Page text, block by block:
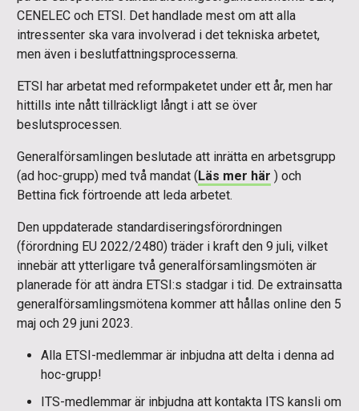
CENELEC och ETSI. Det handlade mest om att alla
intressenter ska vara involverad i det tekniska arbetet,
men även i beslutfattningsprocesserna.
ETSI har arbetat med reformpaketet under ett år, men har
hittills inte nått tillräckligt långt i att se över
beslutsprocessen.
Generalförsamlingen beslutade att inrätta en arbetsgrupp
(ad hoc-grupp) med två mandat (Läs mer här ) och
Bettina fick förtroende att leda arbetet.
Den uppdaterade standardiseringsförordningen
(förordning EU 2022/2480) träder i kraft den 9 juli, vilket
innebär att ytterligare två generalförsamlingsmöten är
planerade för att ändra ETSI:s stadgar i tid. De extrainsatta
generalförsamlingsmötena kommer att hållas online den 5
maj och 29 juni 2023.
Alla ETSI-medlemmar är inbjudna att delta i denna ad
hoc-grupp!
ITS-medlemmar är inbjudna att kontakta ITS kansli om